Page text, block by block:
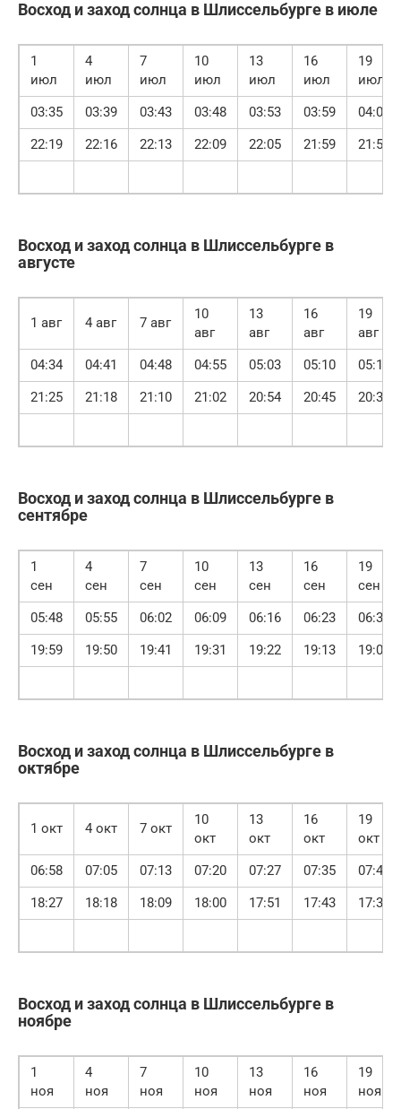
Восход и заход солнца в Шлиссельбурге в июле
1
июл
4
июл
7
июл
10
июл
13
июл
16
июл
19
июл
03:35
03:39 03:43 03:48 03:53 03:59
04:05
22:19
22:16 22:13 22:09 22:05 21:59 21:54
Восход и заход солнца в Шлиссельбурге в
августе
1 авг 4 авг 7 авг
10
авг
13
авг
16
авг
19
авг
04:34
04:41 04:48 04:55 05:03 05:10
05:17
21:25
21:18 21:10 21:02 20:54 20:45 20:37
Восход и заход солнца в Шлиссельбурге в
сентябре
1
сен
4
сен
7
сен
10
сен
13
сен
16
сен
19
сен
05:48
05:55 06:02 06:09 06:16 06:23
06:30
19:59
19:50 19:41 19:31 19:22 19:13 19:04
Восход и заход солнца в Шлиссельбурге в
октябре
1 окт 4 окт 7 окт
10
окт
13
окт
16
окт
19
окт
06:58
07:05 07:13 07:20 07:27 07:35
07:42
18:27
18:18 18:09 18:00 17:51 17:43 17:34
Восход и заход солнца в Шлиссельбурге в
ноябре
1
ноя
4
ноя
7
ноя
10
ноя
13
ноя
16
ноя
19
ноя